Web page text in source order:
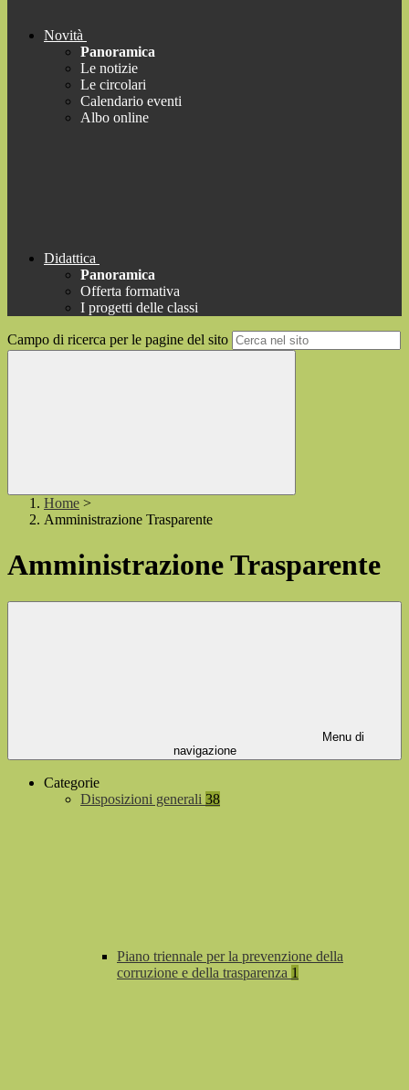
Novità
Panoramica
Le notizie
Le circolari
Calendario eventi
Albo online
Didattica
Panoramica
Offerta formativa
I progetti delle classi
Campo di ricerca per le pagine del sito
Home >
Amministrazione Trasparente
Amministrazione Trasparente
Menu di
navigazione
Categorie
Disposizioni generali 38
Piano triennale per la prevenzione della
corruzione e della trasparenza 1